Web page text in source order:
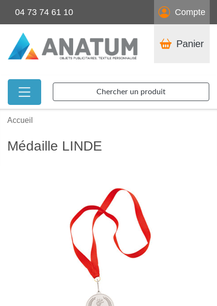
04 73 74 61 10 Compte
Panier
Chercher un produit
Accueil
Médaille LINDE